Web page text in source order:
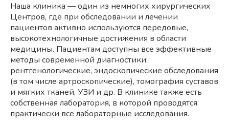
Наша клиника — один из немногих хирургических
Центров, где при обследовании и лечении
пациентов активно используются передовые,
высокотехнологичные достижения в области
медицины. Пациентам доступны все эффективные
методы современной диагностики:
рентгенологические, эндоскопические обследования
(в том числе артроскопические), томография суставов
и мягких тканей, УЗИ и др. В клинике также есть
собственная лаборатория, в которой проводятся
практически все лабораторные исследования.